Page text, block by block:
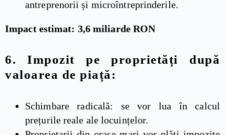
antreprenorii și microîntreprinderile.
Impact estimat: 3,6 miliarde RON
6.Impozit pe proprietăți după
valoarea de piață:
Schimbare radicală: se vor lua în calcul
prețurile reale ale locuințelor.